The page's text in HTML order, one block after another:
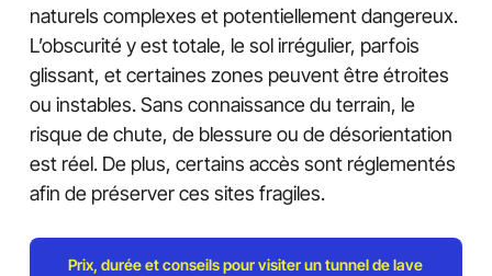
naturels complexes et potentiellement dangereux.
L’obscurité y est totale, le sol irrégulier, parfois
glissant, et certaines zones peuvent être étroites
ou instables. Sans connaissance du terrain, le
risque de chute, de blessure ou de désorientation
est réel. De plus, certains accès sont réglementés
afin de préserver ces sites fragiles.
Prix, durée et conseils pour visiter un tunnel de lave